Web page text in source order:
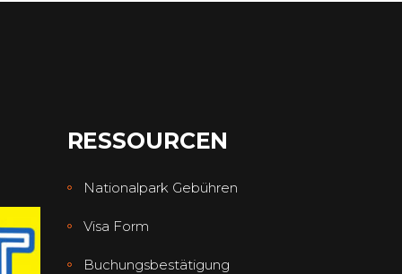
RESSOURCEN
Nationalpark Gebühren
Visa Form
Buchungsbestätigung